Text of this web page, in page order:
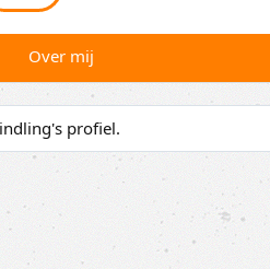
Over mij
profiel.